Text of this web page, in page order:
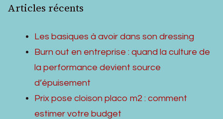
Articles récents
Les basiques à avoir dans son dressing
Burn out en entreprise : quand la culture de
la performance devient source
d’épuisement
Prix pose cloison placo m2 : comment
estimer votre budget